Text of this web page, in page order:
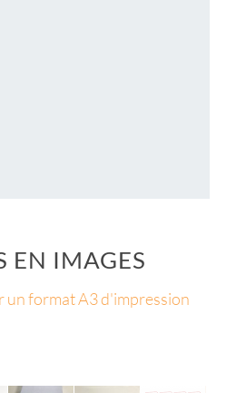
EN IMAGES
un format A3 d'impression